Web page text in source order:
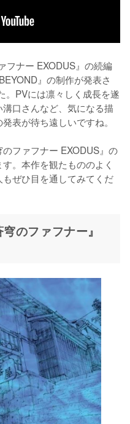
フナー EXODUS』の続編
』の制作が発表さ
。PVには凛々しく成長を遂
口さんなど、気になる描
表が待ち遠しいですね。
ファフナー EXODUS』の
。本作を観たもののよく
ぜひ目を通してみてくだ
のファフナー』